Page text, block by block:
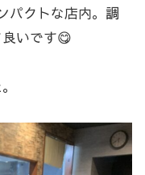
パクトな店内。調
いです😋